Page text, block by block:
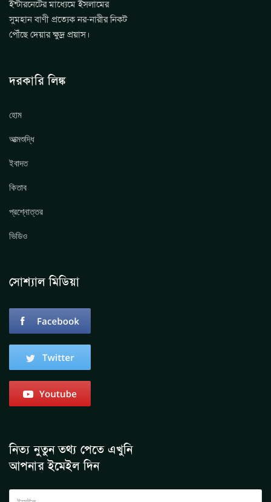
ইন্টারনেটের মাধ্যেমে ইসলামের
সুমহান বাণী প্রত্যেক নর-নারীর নিকট
পৌঁছে দেয়ার ক্ষুদ্র প্রয়াস।
দরকারি লিঙ্ক
হোম
আত্মশুদ্ধি
ইবাদত
কিতাব
প্রশ্নোত্তর
ভিডিও
সোশ্যাল মিডিয়া
নিত্য নুতুন তথ্য পেতে এখুনি
আপনার ইমেইল দিন